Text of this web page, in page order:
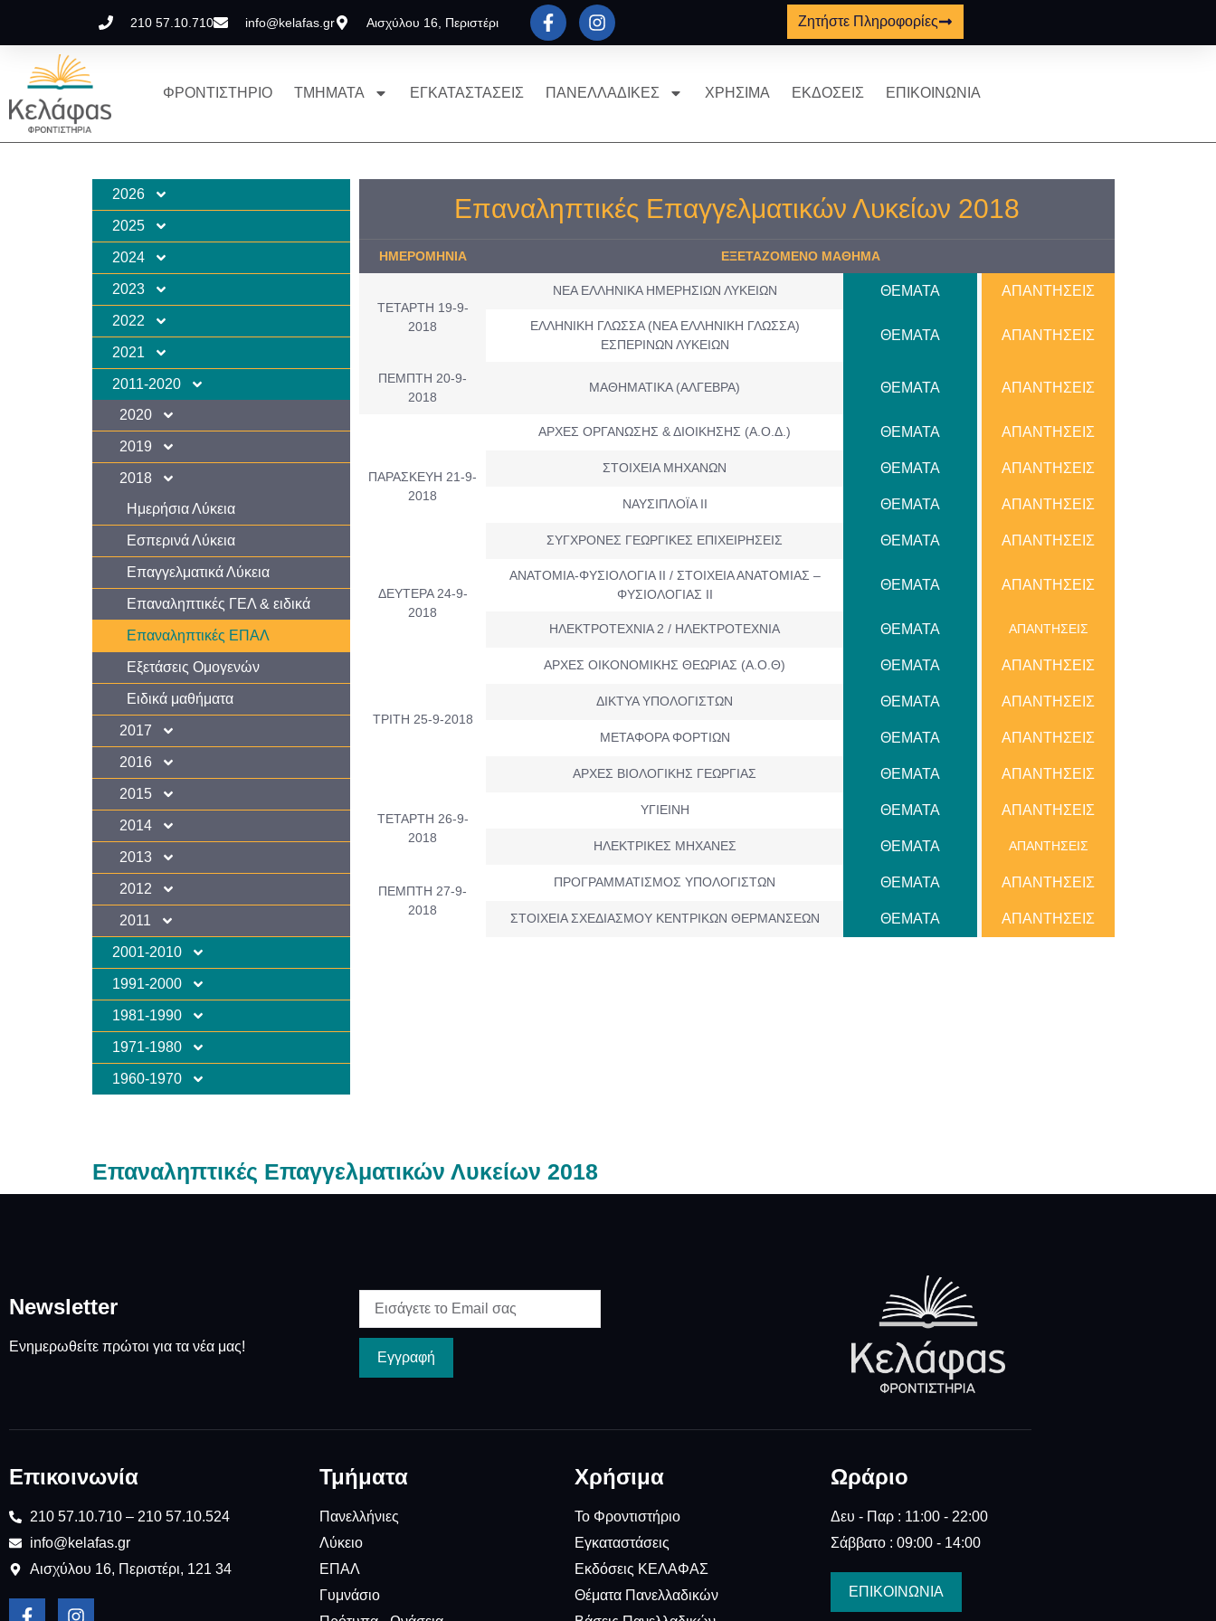
210 57.10.710 info@kelafas.gr Αισχύλου 16, Περιστέρι Ζητήστε Πληροφορίες
ΦΡΟΝΤΙΣΤΗΡΙΟ ΤΜΗΜΑΤΑ ΕΓΚΑΤΑΣΤΑΣΕΙΣ ΠΑΝΕΛΛΑΔΙΚΕΣ ΧΡΗΣΙΜΑ ΕΚΔΟΣΕΙΣ ΕΠΙΚΟΙΝΩΝΙΑ
2026
2025
2024
2023
2022
2021
2011-2020
2020
2019
2018
Ημερήσια Λύκεια
Εσπερινά Λύκεια
Επαγγελματικά Λύκεια
Επαναληπτικές ΓΕΛ & ειδικά
Επαναληπτικές ΕΠΑΛ
Εξετάσεις Ομογενών
Ειδικά μαθήματα
2017
2016
2015
2014
2013
2012
2011
2001-2010
1991-2000
1981-1990
1971-1980
1960-1970
Επαναληπτικές Επαγγελματικών Λυκείων 2018
ΗΜΕΡΟMHNIA ΕΞΕΤΑΖΟΜΕΝΟ ΜΑΘΗΜΑ
ΤΕΤΑΡΤΗ 19-9-
2018
ΝΕΑ ΕΛΛΗΝΙΚΑ ΗΜΕΡΗΣΙΩΝ ΛΥΚΕΙΩΝ ΘΕΜΑΤΑ AΠANTΗΣΕΙΣ
ΕΛΛΗΝΙΚΗ ΓΛΩΣΣΑ (ΝΕΑ ΕΛΛΗΝΙΚΗ ΓΛΩΣΣΑ)
ΕΣΠΕΡΙΝΩΝ ΛΥΚΕΙΩΝ
ΘΕΜΑΤΑ AΠANTΗΣΕΙΣ
ΠΕΜΠΤΗ 20-9-
2018
ΜΑΘΗΜΑΤΙΚΑ (ΑΛΓΕΒΡΑ) ΘΕΜΑΤΑ AΠANTΗΣΕΙΣ
ΠΑΡΑΣΚΕΥΗ 21-9-
2018
ΑΡΧΕΣ ΟΡΓΑΝΩΣΗΣ & ΔΙΟΙΚΗΣΗΣ (Α.Ο.Δ.) ΘΕΜΑΤΑ AΠANTΗΣΕΙΣ
ΣΤΟΙΧΕΙΑ ΜΗΧΑΝΩΝ ΘΕΜΑΤΑ AΠANTΗΣΕΙΣ
ΝΑΥΣΙΠΛΟΪΑ ΙΙ ΘΕΜΑΤΑ ΑΠΑΝΤΗΣΕΙΣ
ΣΥΓΧΡΟΝΕΣ ΓΕΩΡΓΙΚΕΣ ΕΠΙΧΕΙΡΗΣΕΙΣ ΘΕΜΑΤΑ AΠANTΗΣΕΙΣ
ΔΕΥΤΕΡΑ 24-9-
2018
ΑΝΑΤΟΜΙΑ-ΦΥΣΙΟΛΟΓΙΑ ΙΙ / ΣΤΟΙΧΕΙΑ ΑΝΑΤΟΜΙΑΣ –
ΦΥΣΙΟΛΟΓΙΑΣ ΙΙ
ΘΕΜΑΤΑ AΠANTΗΣΕΙΣ
ΗΛΕΚΤΡΟΤΕΧΝΙΑ 2 / ΗΛΕΚΤΡΟΤΕΧΝΙΑ ΘΕΜΑΤΑ AΠANTΗΣΕΙΣ
ΤΡΙΤΗ 25-9-2018
ΑΡΧΕΣ ΟΙΚΟΝΟΜΙΚΗΣ ΘΕΩΡΙΑΣ (Α.Ο.Θ) ΘΕΜΑΤΑ AΠANTΗΣΕΙΣ
ΔΙΚΤΥΑ ΥΠΟΛΟΓΙΣΤΩΝ ΘΕΜΑΤΑ AΠANTΗΣΕΙΣ
ΜΕΤΑΦΟΡΑ ΦΟΡΤΙΩΝ ΘΕΜΑΤΑ AΠANTΗΣΕΙΣ
ΑΡΧΕΣ ΒΙΟΛΟΓΙΚΗΣ ΓΕΩΡΓΙΑΣ ΘΕΜΑΤΑ AΠANTΗΣΕΙΣ
ΤΕΤΑΡΤΗ 26-9-
2018
ΥΓΙΕΙΝΗ ΘΕΜΑΤΑ AΠANTΗΣΕΙΣ
ΗΛΕΚΤΡΙΚΕΣ MHXANΕΣ ΘΕΜΑΤΑ AΠANTΗΣΕΙΣ
ΠΕΜΠΤΗ 27-9-
2018
ΠΡΟΓΡΑΜΜΑΤΙΣΜΟΣ ΥΠΟΛΟΓΙΣΤΩΝ ΘΕΜΑΤΑ AΠANTΗΣΕΙΣ
ΣΤΟΙΧΕΙΑ ΣΧΕΔΙΑΣΜΟΥ ΚΕΝΤΡΙΚΩΝ ΘΕΡΜΑΝΣΕΩΝ ΘΕΜΑΤΑ AΠANTΗΣΕΙΣ
Επαναληπτικές Επαγγελματικών Λυκείων 2018
Newsletter
Ενημερωθείτε πρώτοι για τα νέα μας!
Εγγραφή
Επικοινωνία
210 57.10.710 – 210 57.10.524
info@kelafas.gr
Αισχύλου 16, Περιστέρι, 121 34
Τμήματα
Πανελλήνιες
Λύκειο
ΕΠΑΛ
Γυμνάσιο
Χρήσιμα
Το Φροντιστήριο
Εγκαταστάσεις
Εκδόσεις ΚΕΛΑΦΑΣ
Θέματα Πανελλαδικών
Ωράριο
Δευ - Παρ : 11:00 - 22:00
Σάββατο : 09:00 - 14:00
ΕΠΙΚΟΙΝΩΝΙΑ